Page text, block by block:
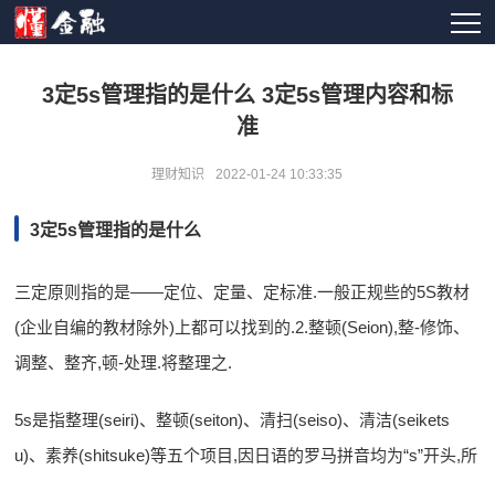
3定5s管理指的是什么 3定5s管理内容和标
准
理财知识 2022-01-24 10:33:35
3定5s管理指的是什么
三定原则指的是——定位、定量、定标准.一般正规些的5S教材
(企业自编的教材除外)上都可以找到的.2.整顿(Seion),整-修饰、
调整、整齐,顿-处理.将整理之.
5s是指整理(seiri)、整顿(seiton)、清扫(seiso)、清洁(seikets
u)、素养(shitsuke)等五个项目,因日语的罗马拼音均为“s”开头,所